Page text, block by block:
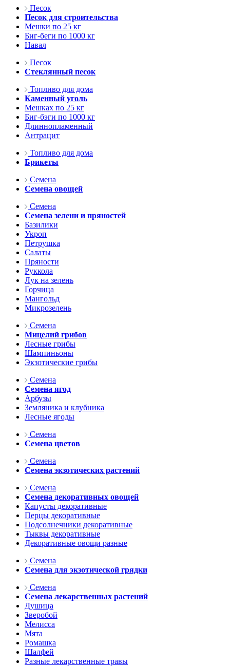
Песок
Песок для строительства
Мешки по 25 кг
Биг-беги по 1000 кг
Навал
Песок
Стеклянный песок
Топливо для дома
Каменный уголь
Мешках по 25 кг
Биг-бэги по 1000 кг
Длиннопламенный
Антрацит
Топливо для дома
Брикеты
Семена
Семена овощей
Семена
Семена зелени и пряностей
Базилики
Укроп
Петрушка
Салаты
Пряности
Руккола
Лук на зелень
Горчица
Мангольд
Микрозелень
Семена
Мицелий грибов
Лесные грибы
Шампиньоны
Экзотические грибы
Семена
Семена ягод
Арбузы
Земляника и клубника
Лесные ягоды
Семена
Семена цветов
Семена
Семена экзотических растений
Семена
Семена декоративных овощей
Капусты декоративные
Перцы декоративные
Подсолнечники декоративные
Тыквы декоративные
Декоративные овощи разные
Семена
Семена для экзотической грядки
Семена
Семена лекарственных растений
Душица
Зверобой
Мелисса
Мята
Ромашка
Шалфей
Разные лекарственные травы